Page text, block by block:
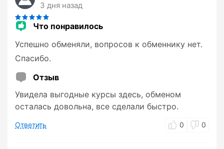
3 дня назад
Что понравилось
Успешно обменяли, вопросов к обменнику нет.
Спасибо.
Отзыв
Увидела выгодные курсы здесь, обменом
осталась довольна, все сделали быстро.
Ответить 0 0